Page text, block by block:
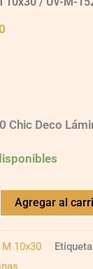
Chic Deco
Agregar al
10x30